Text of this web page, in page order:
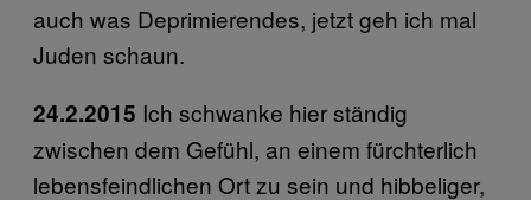
auch was Deprimierendes, jetzt geh ich mal
Juden schaun.
24.2.2015 Ich schwanke hier ständig
zwischen dem Gefühl, an einem fürchterlich
lebensfeindlichen Ort zu sein und hibbeliger,